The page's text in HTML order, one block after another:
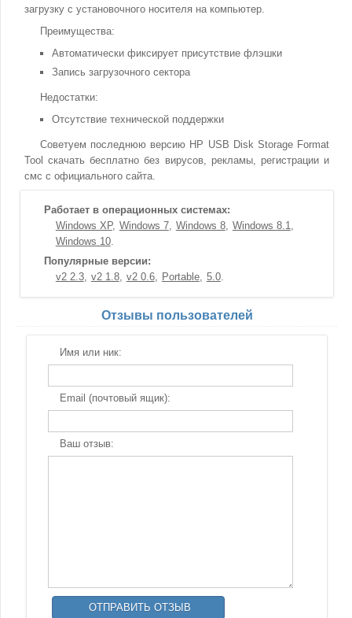
загрузку с установочного носителя на компьютер.
Преимущества:
Автоматически фиксирует присутствие флэшки
Запись загрузочного сектора
Недостатки:
Отсутствие технической поддержки
Советуем последнюю версию HP USB Disk Storage Format
Tool скачать бесплатно без вирусов, рекламы, регистрации и
смс с официального сайта.
Работает в операционных системах:
Windows XP
Windows 7 Windows 8
Windows 8.1
Windows 10
Популярные версии:
v2 2.3
v2 1.8 v2 0.6 Portable 5.0
Отзывы пользователей
Имя или ник:
Email (почтовый ящик):
Ваш отзыв: